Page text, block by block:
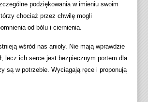
podziękowania w imieniu swoim
chociaż przez chwilę mogli
od bólu i ciernienia.
wśród nas anioły. Nie mają wprawdzie
lecz ich serce jest bezpiecznym portem dla
są w potrzebie. Wyciągają ręce i proponują